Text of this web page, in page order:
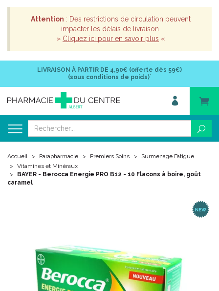
Attention : Des restrictions de circulation peuvent
impacter les délais de livraison.
» Cliquez ici pour en savoir plus «
LIVRAISON À PARTIR DE 4,90€ (offerte dès 59€)
(sous conditions de poids)*
Accueil Parapharmacie Premiers Soins
Surmenage Fatigue
Vitamines et Minéraux
BAYER - Berocca Energie PRO B12 - 10 Flacons à boire, goût
caramel